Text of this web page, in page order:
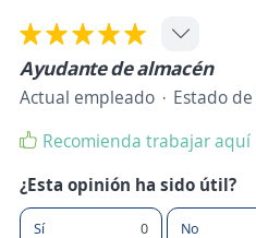
Ayudante de almacén
Actual empleado Estado
Recomienda trabajar aquí
¿Esta opinión ha sido útil?
Sí 0 No